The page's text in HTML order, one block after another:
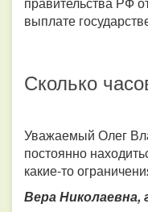
выплате
Сколько
Уважаемый Олег
постоянно
какие-то
Вера Николаевна,